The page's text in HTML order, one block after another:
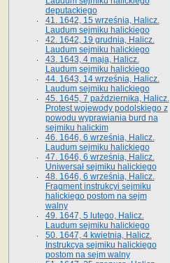
deputackiego
41. 1642, 15 września, Halicz.
Laudum sejmiku halickiego
42. 1642, 19 grudnia, Halicz.
Laudum sejmiku halickiego
43. 1643, 4 maja, Halicz.
Laudum sejmiku halickiego
44. 1643, 14 września, Halicz.
Laudum sejmiku halickiego
45. 1645, 7 października, Halicz.
Protest wojewody podolskiego z
powodu wyprawiania burd na
sejmiku halickim
46. 1646, 6 września, Halicz.
Laudum sejmiku halickiego
47. 1646, 6 września, Halicz.
Uniwersał sejmiku halickiego
48. 1646, 6 września, Halicz.
Fragment instrukcyi sejmiku
halickiego postom na sejm
walny
49. 1647, 5 lutego, Halicz.
Laudum sejmiku halickiego
50. 1647, 4 kwietnia, Halicz.
Instrukcya sejmiku halickiego
postom na sejm walny